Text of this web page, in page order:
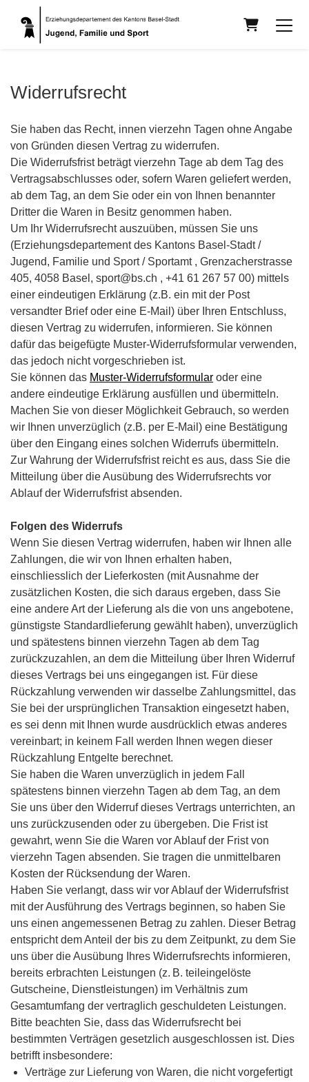
Warenkorb
Widerrufsrecht
Sie haben das Recht, innen vierzehn Tagen ohne Angabe
von Gründen diesen Vertrag zu widerrufen.
Die Widerrufsfrist beträgt vierzehn Tage ab dem Tag des
Vertragsabschlusses oder, sofern Waren geliefert werden,
ab dem Tag, an dem Sie oder ein von Ihnen benannter
Dritter die Waren in Besitz genommen haben.
Um Ihr Widerrufsrecht auszuüben, müssen Sie uns
(Erziehungsdepartement des Kantons Basel-Stadt /
Jugend, Familie und Sport / Sportamt , Grenzacherstrasse
405, 4058 Basel, sport@bs.ch , +41 61 267 57 00) mittels
einer eindeutigen Erklärung (z.B. ein mit der Post
versandter Brief oder eine E-Mail) über Ihren Entschluss,
diesen Vertrag zu widerrufen, informieren. Sie können
dafür das beigefügte Muster-Widerrufsformular verwenden,
das jedoch nicht vorgeschrieben ist.
Sie können das Muster-Widerrufsformular oder eine
andere eindeutige Erklärung ausfüllen und übermitteln.
Machen Sie von dieser Möglichkeit Gebrauch, so werden
wir Ihnen unverzüglich (z.B. per E-Mail) eine Bestätigung
über den Eingang eines solchen Widerrufs übermitteln.
Zur Wahrung der Widerrufsfrist reicht es aus, dass Sie die
Mitteilung über die Ausübung des Widerrufsrechts vor
Ablauf der Widerrufsfrist absenden.
Folgen des Widerrufs
Wenn Sie diesen Vertrag widerrufen, haben wir Ihnen alle
Zahlungen, die wir von Ihnen erhalten haben,
einschliesslich der Lieferkosten (mit Ausnahme der
zusätzlichen Kosten, die sich daraus ergeben, dass Sie
eine andere Art der Lieferung als die von uns angebotene,
günstigste Standardlieferung gewählt haben), unverzüglich
und spätestens binnen vierzehn Tagen ab dem Tag
zurückzuzahlen, an dem die Mitteilung über Ihren Widerruf
dieses Vertrags bei uns eingegangen ist. Für diese
Rückzahlung verwenden wir dasselbe Zahlungsmittel, das
Sie bei der ursprünglichen Transaktion eingesetzt haben,
es sei denn mit Ihnen wurde ausdrücklich etwas anderes
vereinbart; in keinem Fall werden Ihnen wegen dieser
Rückzahlung Entgelte berechnet.
Sie haben die Waren unverzüglich in jedem Fall
spätestens binnen vierzehn Tagen ab dem Tag, an dem
Sie uns über den Widerruf dieses Vertrags unterrichten, an
uns zurückzusenden oder zu übergeben. Die Frist ist
gewahrt, wenn Sie die Waren vor Ablauf der Frist von
vierzehn Tagen absenden. Sie tragen die unmittelbaren
Kosten der Rücksendung der Waren.
Haben Sie verlangt, dass wir vor Ablauf der Widerrufsfrist
mit der Ausführung des Vertrags beginnen, so haben Sie
uns einen angemessenen Betrag zu zahlen. Dieser Betrag
entspricht dem Anteil der bis zu dem Zeitpunkt, zu dem Sie
uns über die Ausübung Ihres Widerrufsrechts informieren,
bereits erbrachten Leistungen (z. B. teileingelöste
Gutscheine, Dienstleistungen) im Verhältnis zum
Gesamtumfang der vertraglich geschuldeten Leistungen.
Bitte beachten Sie, dass das Widerrufsrecht bei
bestimmten Verträgen gesetzlich ausgeschlossen ist. Dies
betrifft insbesondere:
Verträge zur Lieferung von Waren, die nicht vorgefertigt